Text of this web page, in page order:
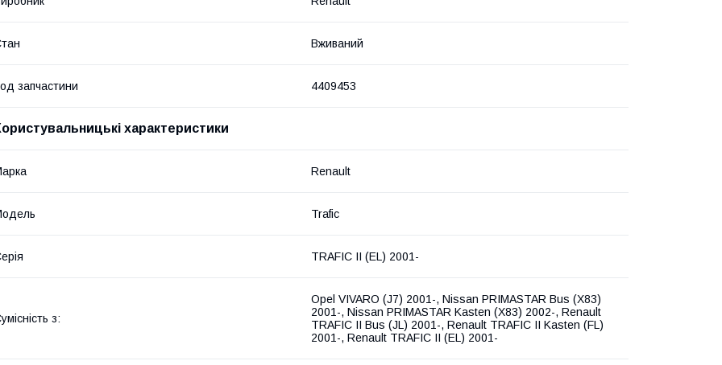
Вживаний
запчастини 4409453
характеристики
Renault
Trafic
TRAFIC II (EL) 2001-
з:
Opel VIVARO (J7) 2001-, Nissan PRIMASTAR Bus (X83)
2001-, Nissan PRIMASTAR Kasten (X83) 2002-, Renault
TRAFIC II Bus (JL) 2001-, Renault TRAFIC II Kasten (FL)
2001-, Renault TRAFIC II (EL) 2001-